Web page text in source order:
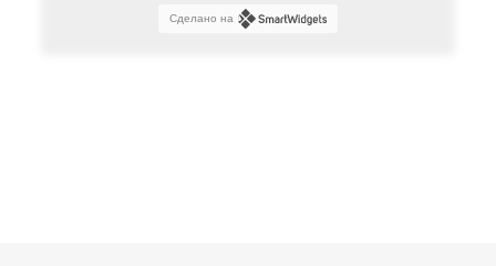
Сделано на